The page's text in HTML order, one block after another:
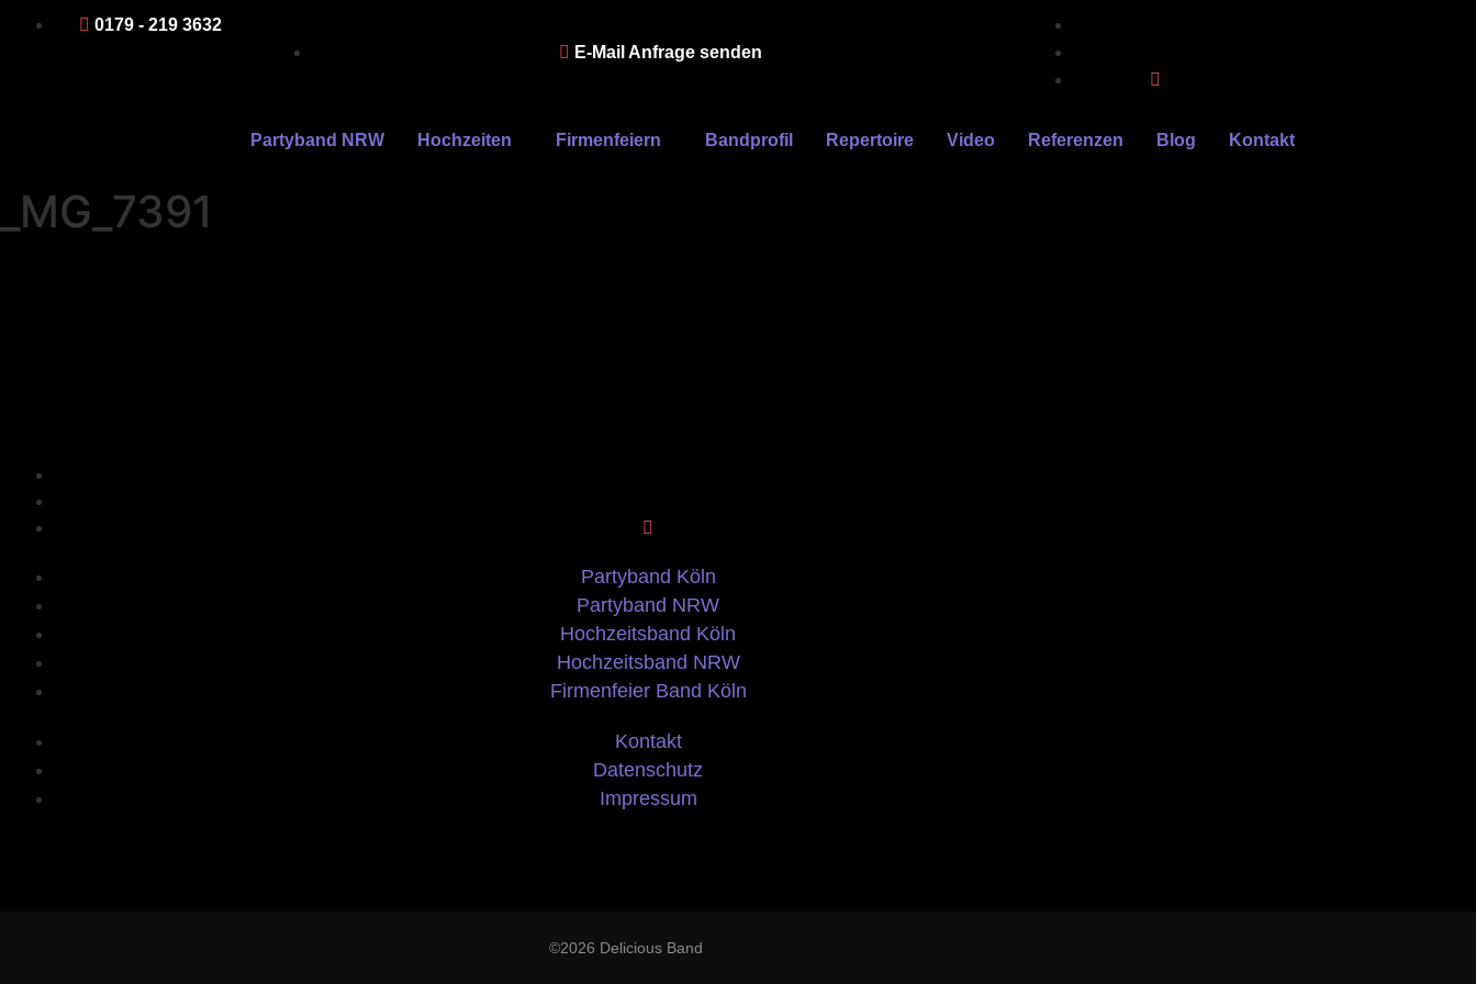
0179 - 219 3632
E-Mail Anfrage senden
Partyband NRW Hochzeiten Firmenfeiern Bandprofil Repertoire Video Referenzen Blog Kontakt
_MG_7391
Partyband Köln
Partyband NRW
Hochzeitsband Köln
Hochzeitsband NRW
Firmenfeier Band Köln
Kontakt
Datenschutz
Impressum
©2026 Delicious Band